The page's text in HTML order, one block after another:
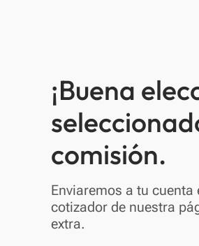
¡Buena
comisión.
Enviaremos a tu
cotizador de nuestra
extra.